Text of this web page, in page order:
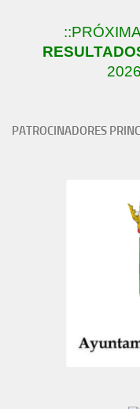
PATROCINADORES